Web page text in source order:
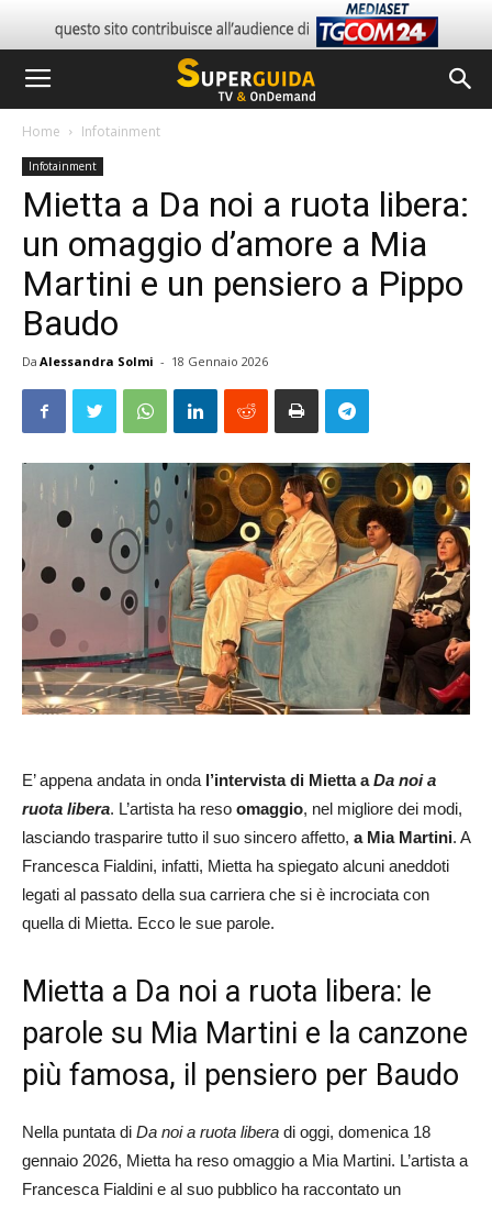
Home Infotainment
Infotainment
Mietta a Da noi a ruota libera:
un omaggio d’amore a Mia
Martini e un pensiero a Pippo
Baudo
Da Alessandra Solmi - 18 Gennaio 2026
E’ appena andata in onda l’intervista di Mietta aDa noi a
ruota libera. L’artista ha reso omaggio, nel migliore dei modi,
lasciando trasparire tutto il suo sincero affetto, a Mia Martini. A
Francesca Fialdini, infatti, Mietta ha spiegato alcuni aneddoti
legati al passato della sua carriera che si è incrociata con
quella di Mietta. Ecco le sue parole.
Mietta a Da noi a ruota libera: le
parole su Mia Martini e la canzone
più famosa, il pensiero per Baudo
Nella puntata di Da noi a ruota libera di oggi, domenica 18
gennaio 2026, Mietta ha reso omaggio a Mia Martini. L’artista a
Francesca Fialdini e al suo pubblico ha raccontato un